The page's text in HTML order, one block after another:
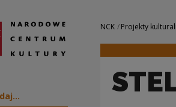
| Nawigacja
NCK Projekty